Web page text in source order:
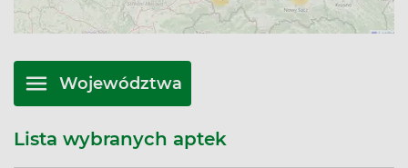
Województwa
Lista wybranych aptek